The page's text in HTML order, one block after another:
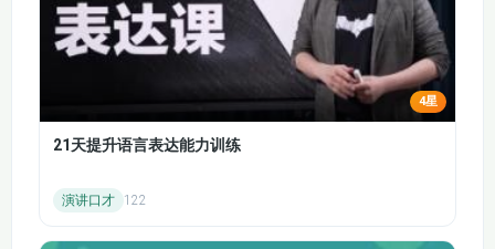
6.1金融远期合约
6.2金融期货（1）：
期货概述
6.3金融期货（2）：
金融期货合约
6.4金融期权
理论+实操结合：打破“重理论、轻实操”的传统教学模式，每一
个理论知识点均搭配真实市场案例（A股、美股、基金实操案例
等），让抽象理论落地，确保学习者学完能直接应用于实际投
全品类覆盖：全面讲解股票、基金、债券、期货、期权、
REITs、数字货币（合规科普）等主流投资品类，满足不同学习
基础。
风险控制优先：将投资风险控制理念贯穿课程全程，重点拆解常
4星
21天提升语言表达能力训练
演讲口才 122